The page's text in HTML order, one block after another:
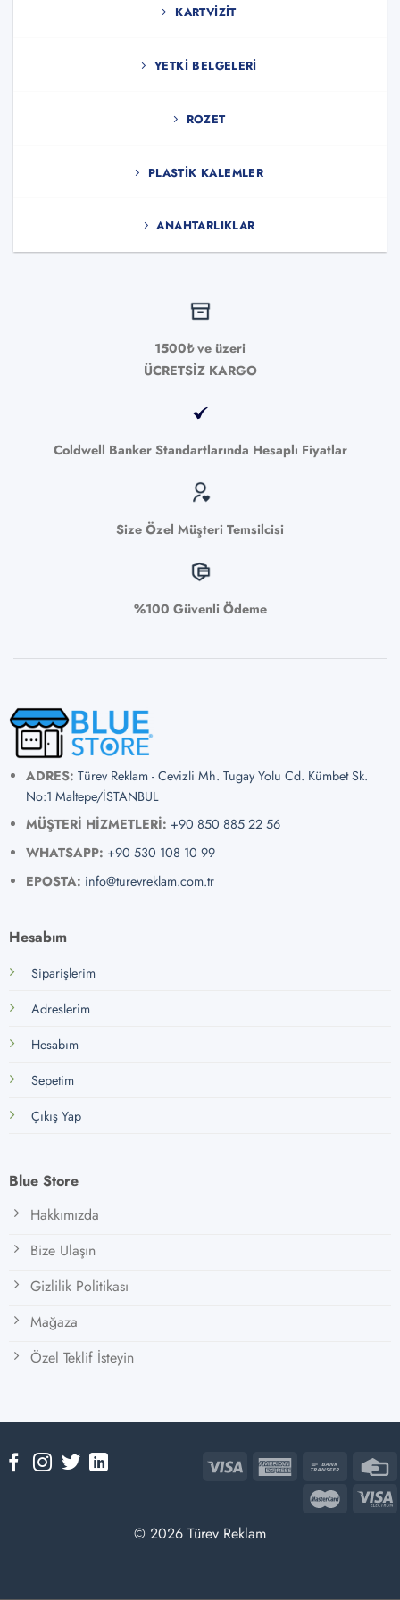
KARTVIZIT
YETKI BELGELERI
ROZET
PLASTIK KALEMLER
ANAHTARLIKLAR
1500₺ ve üzeri
ÜCRETSİZ KARGO
Coldwell Banker Standartlarında Hesaplı Fiyatlar
Size Özel Müşteri Temsilcisi
%100 Güvenli Ödeme
ADRES: Türev Reklam - Cevizli Mh. Tugay Yolu Cd. Kümbet Sk.
No:1 Maltepe/İSTANBUL
MÜŞTERİ HİZMETLERİ: +90 850 885 22 56
WHATSAPP: +90 530 108 10 99
EPOSTA: info@turevreklam.com.tr
Hesabım
Siparişlerim
Adreslerim
Hesabım
Sepetim
Çıkış Yap
Blue Store
Hakkımızda
Bize Ulaşın
Gizlilik Politikası
Mağaza
Özel Teklif İsteyin
© 2026 Türev Reklam